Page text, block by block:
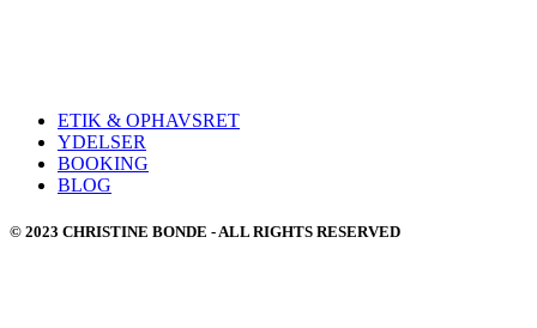
ETIK & OPHAVSRET
YDELSER
BOOKING
BLOG
© 2023 CHRISTINE BONDE - ALL RIGHTS RESERVED